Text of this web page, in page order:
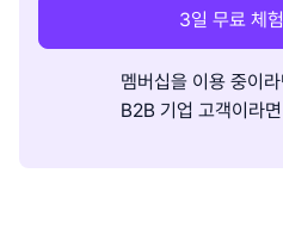
3일 무료 체
멤버십을 이용 중이라
B2B 기업 고객이라면